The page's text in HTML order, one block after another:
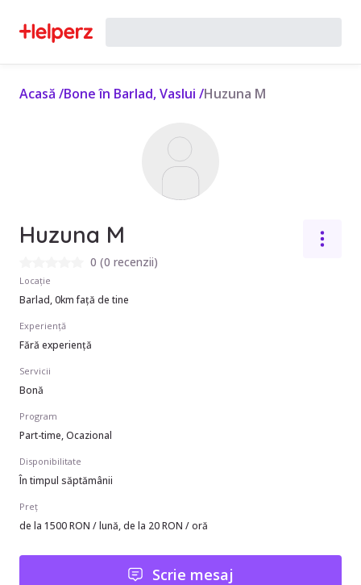
Acasă /Bone în Barlad, Vaslui /Huzuna M
Huzuna M
0 (0 recenzii)
Locație
Barlad, 0km față de tine
Experiență
Fără experiență
Servicii
Bonă
Program
Part-time, Ocazional
Disponibilitate
În timpul săptămânii
Preț
de la 1500 RON / lună, de la 20 RON / oră
Scrie mesaj